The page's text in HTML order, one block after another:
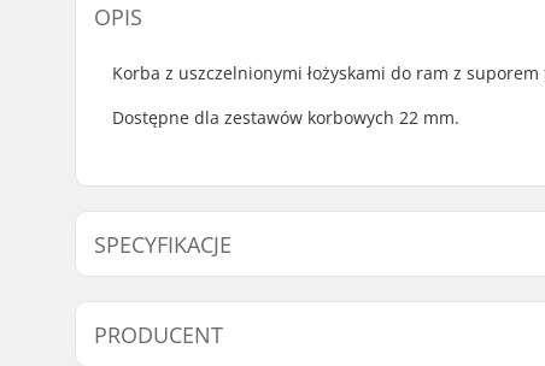
OPIS
Korba z uszczelnionymi łożyskami do ram z
Dostępne dla zestawów korbowych 22 mm.
SPECYFIKACJE
Suport rowerowy: EURO,
PRODUCENT